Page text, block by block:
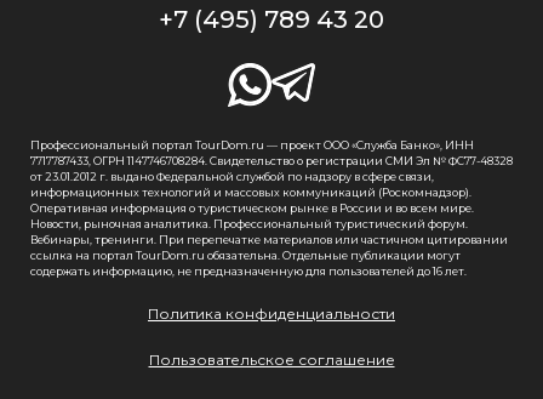
+7 (495) 789 43 20
Профессиональный портал TourDom.ru — проект ООО «Служба Банко», ИНН
7717787433, ОГРН 1147746708284. Свидетельство о регистрации СМИ Эл № ФС77-48328
от 23.01.2012 г. выдано Федеральной службой по надзору в сфере связи,
информационных технологий и массовых коммуникаций (Роскомнадзор).
Оперативная информация о туристическом рынке в России и во всем мире.
Новости, рыночная аналитика. Профессиональный туристический форум.
Вебинары, тренинги. При перепечатке материалов или частичном цитировании
ссылка на портал TourDom.ru обязательна. Отдельные публикации могут
содержать информацию, не предназначенную для пользователей до 16 лет.
Политика конфиденциальности
Пользовательское соглашение